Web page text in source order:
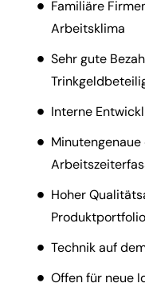
Familiäre
Arbeitsklima
Sehr gute
Interne
Hoher
Produktportfolio
Technik auf
Offen für neue